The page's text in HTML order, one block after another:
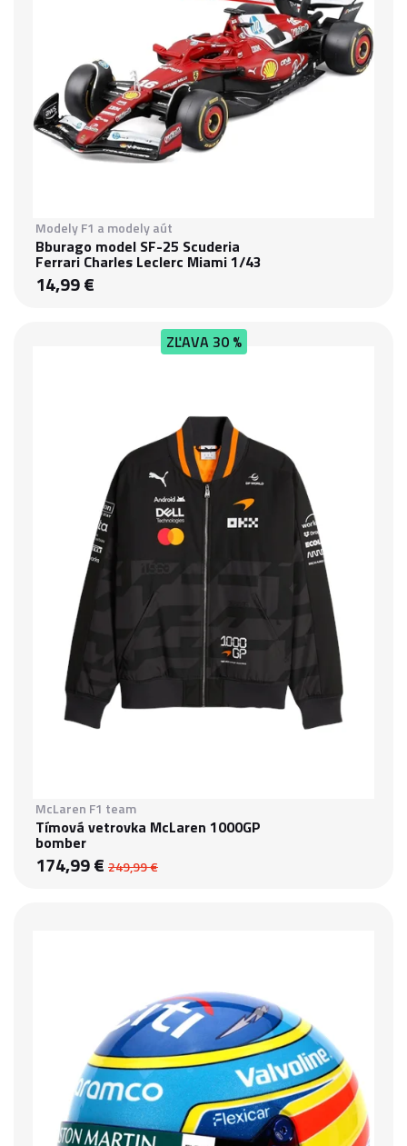
Modely F1 a modely aút
Bburago model SF-25 Scuderia
Ferrari Charles Leclerc Miami 1/43
14,99 €
ZĽAVA30 %
McLaren F1 team
Tímová vetrovka McLaren 1000GP
bomber
174,99 € 249,99 €